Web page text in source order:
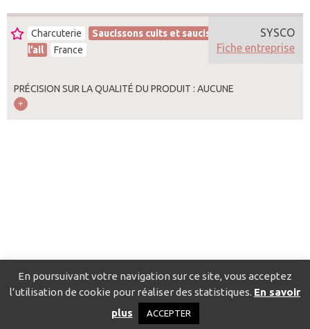
Charcuterie
Saucissons cuits et saucissons cuits à
l’ail
France
PRÉCISION SUR LA QUALITÉ DU PRODUIT : AUCUNE
SYSCO
Fiche entreprise
Catalogue pour localiser les fournisseurs
Politique de confidentialité
En poursuivant votre navigation sur ce site, vous acceptez
l’utilisation de cookie pour réaliser des statistiques. En savoir
plus
ACCEPTER